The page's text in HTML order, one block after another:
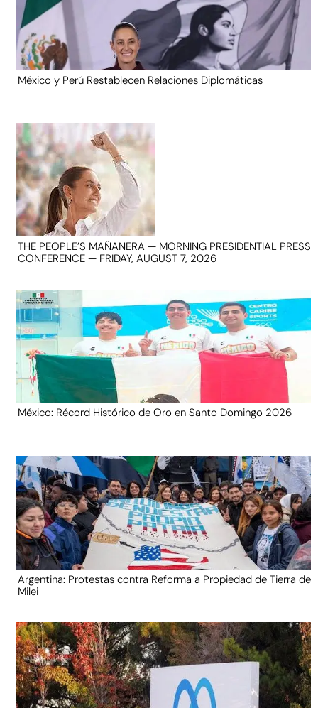
México y Perú Restablecen Relaciones Diplomáticas
THE PEOPLE’S MAÑANERA — MORNING PRESIDENTIAL PRESS
CONFERENCE — FRIDAY, AUGUST 7, 2026
México: Récord Histórico de Oro en Santo Domingo 2026
Argentina: Protestas contra Reforma a Propiedad de Tierra de
Milei